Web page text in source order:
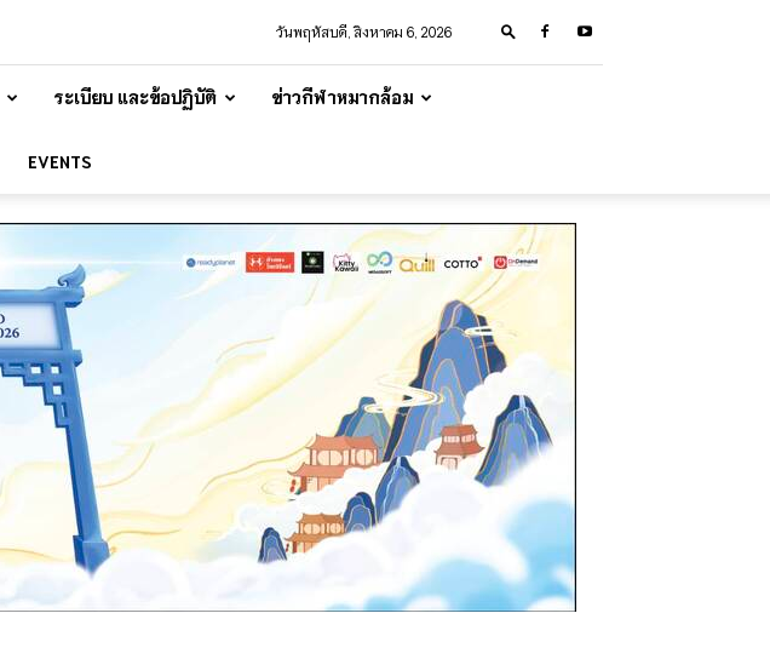
วันพฤหัสบดี, สิงหาคม 6, 2026
ระเบียบ และข้อปฏิบัติ ข่าวกีฬาหมากล้อม
EVENTS